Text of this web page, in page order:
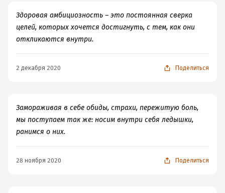
Здоровая амбициозность – это постоянная сверка
целей, которых хочется достигнуть, с тем, как они
откликаются внутри.
2 декабря 2020 Поделиться
Замораживая в себе обиды, страхи, пережитую боль,
мы поступаем так же: носим внутри себя ледышки,
ранимся о них.
28 ноября 2020 Поделиться